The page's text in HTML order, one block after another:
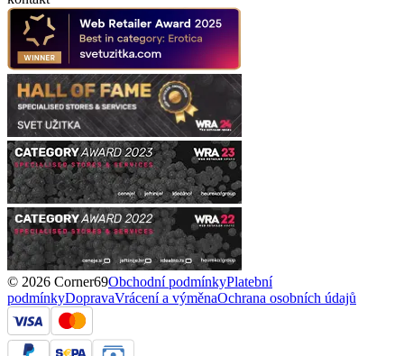
© 2026 Corner69Obchodní podmínkyPlatební
podmínkyDopravaVrácení a výměnaOchrana osobních údajů